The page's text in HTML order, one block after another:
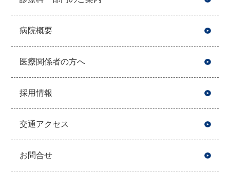
病院概要
医療関係者の方へ
採用情報
交通アクセス
お問合せ